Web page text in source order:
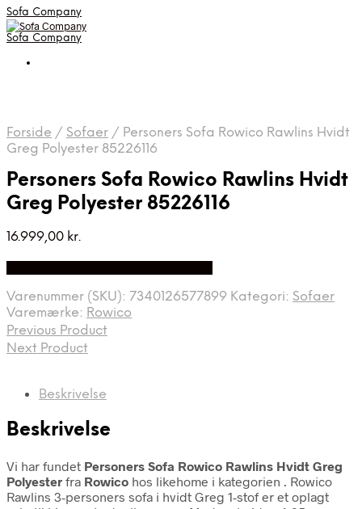
Sofa Company
Sofa Company
Forside / Sofaer / Personers Sofa Rowico Rawlins Hvidt
Greg Polyester 85226116
Personers Sofa Rowico Rawlins Hvidt
Greg Polyester 85226116
16.999,00 kr.
Varenummer (SKU): 7340126577899 Kategori: Sofaer
Varemærke: Rowico
Previous Product
Next Product
Beskrivelse
Beskrivelse
Vi har fundet Personers Sofa Rowico Rawlins Hvidt Greg
Polyester fra Rowico hos likehome i kategorien . Rowico
Rawlins 3-personers sofa i hvidt Greg 1-stof er et oplagt